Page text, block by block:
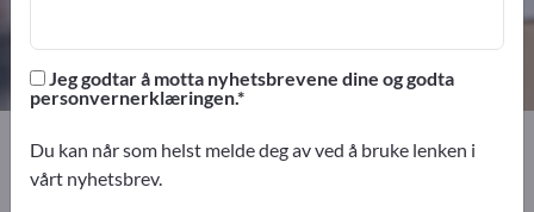
Exportpages
Transport og emballasje
Lastsikringssystemer
Stroppbelter
Jeg godtar å motta nyhetsbrevene dine og godta
personvernerklæringen.
Du kan når som helst melde deg av ved å bruke lenken i
vårt nyhetsbrev.